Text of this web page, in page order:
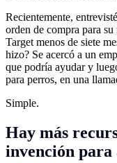
Recientemente,
orden de compra para
Target menos de siete
hizo? Se acercó a un
que podría ayudar y
para perros, en una
Simple.
Hay más
invención